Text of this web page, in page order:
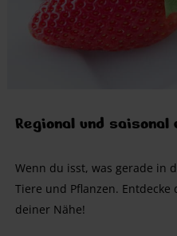
Regional und
Wenn du isst, was gerade in
Tiere und Pflanzen.
deiner Nähe!